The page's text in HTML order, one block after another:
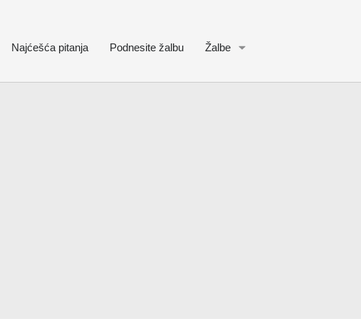
Najćešća pitanja Podnesite žalbu Žalbe